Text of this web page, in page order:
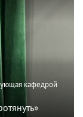
кафедрой